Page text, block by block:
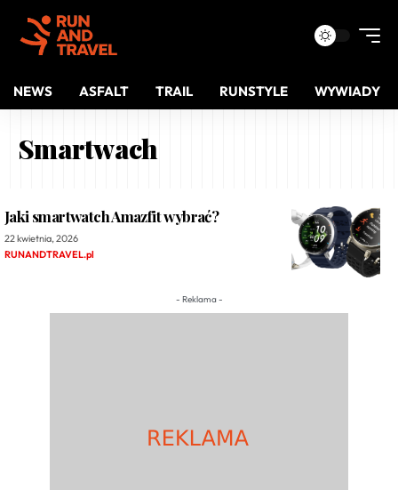
NEWS ASFALT TRAIL RUNSTYLE WYWIADY
Smartwach
Jaki smartwatch Amazfit wybrać?
22 kwietnia, 2026
RUNANDTRAVEL.pl
- Reklama -